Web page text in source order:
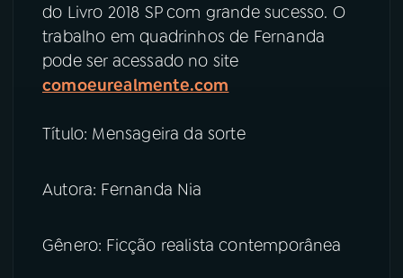
do Livro 2018 SP com grande sucesso. O
trabalho em quadrinhos de Fernanda
pode ser acessado no site
comoeurealmente.com
Título: Mensageira da sorte
Autora: Fernanda Nia
Gênero: Ficção realista contemporânea